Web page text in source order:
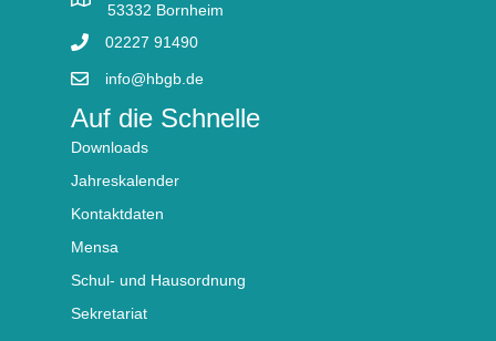
53332 Bornheim
02227 91490
info@hbgb.de
Auf die Schnelle
Downloads
Jahreskalender
Kontaktdaten
Mensa
Schul- und Hausordnung
Sekretariat